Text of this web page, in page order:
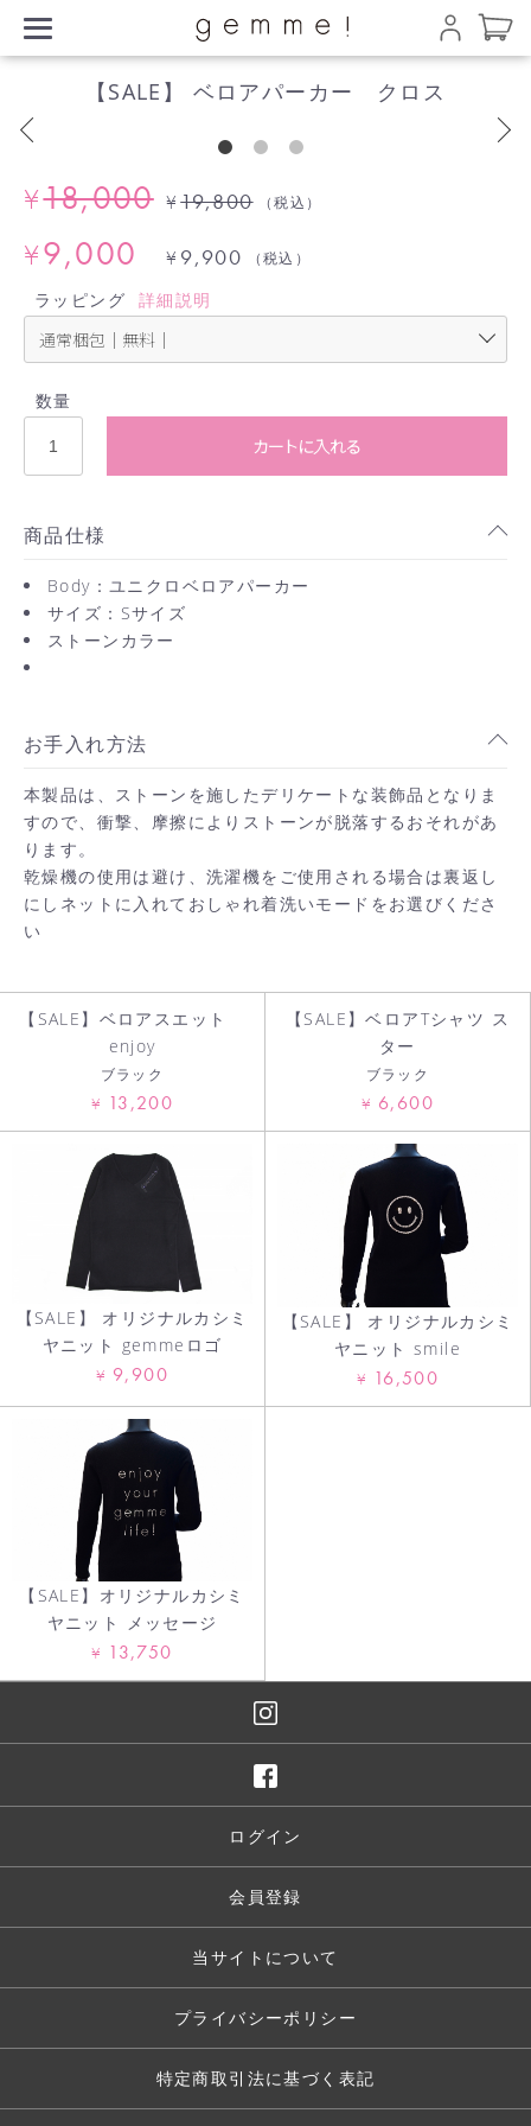
【SALE】 ベロアパーカー クロス
¥18,000
¥9,000
¥ 19,800 （税込）
¥ 9,900 （税込）
ラッピング 詳細説明
数量
カートに入れる
商品仕様
Body：ユニクロベロアパーカー
サイズ：Sサイズ
ストーンカラー
お手入れ方法
本製品は、ストーンを施したデリケートな装飾品となりま
すので、衝撃、摩擦によりストーンが脱落するおそれがあ
ります。
乾燥機の使用は避け、洗濯機をご使用される場合は裏返し
にしネットに入れておしゃれ着洗いモードをお選びくださ
い
【SALE】ベロアスエット
enjoy
ブラック
¥ 13,200
【SALE】ベロアTシャツ ス
ター
ブラック
¥ 6,600
【SALE】 オリジナルカシミ
ヤニット gemmeロゴ
¥ 9,900
【SALE】 オリジナルカシミ
ヤニット smile
¥ 16,500
【SALE】オリジナルカシミ
ヤニット メッセージ
¥ 13,750
ログイン
会員登録
当サイトについて
プライバシーポリシー
特定商取引法に基づく表記